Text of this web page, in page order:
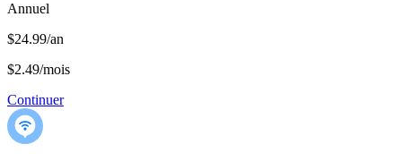
Annuel
$24.99/an
$2.49/mois
Continuer